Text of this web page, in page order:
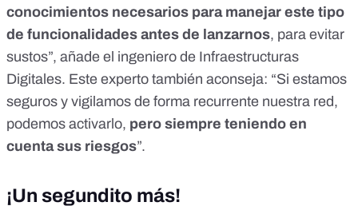
conocimientos necesarios para manejar este tipo
de funcionalidades antes de lanzarnos, para evitar
sustos”, añade el ingeniero de Infraestructuras
Digitales. Este experto también aconseja: “Si estamos
seguros y vigilamos de forma recurrente nuestra red,
podemos activarlo, pero siempre teniendo en
cuenta sus riesgos”.
¡Un segundito más!